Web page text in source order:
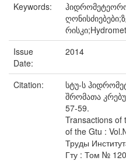
Keywords:
Issue
Date:
2014
Citation:
სტუ-ს
შრომათა
57-59.
Transactions of
of the Gtu :
Труды
Гту : Том №